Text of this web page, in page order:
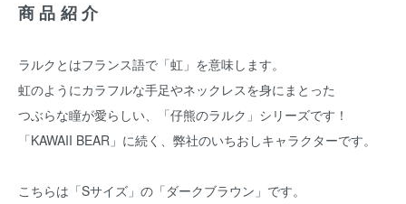
商品紹介
ラルクとはフランス語で「虹」を意味します。
虹のようにカラフルな手足やネックレスを身にまとった
つぶらな瞳が愛らしい、「仔熊のラルク」シリーズです！
「KAWAII BEAR」に続く、弊社のいちおしキャラクターです。
こちらは「Sサイズ」の「ダークブラウン」です。